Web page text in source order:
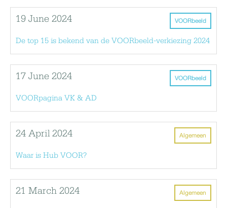
VOORbeeld
19 June 2024
De top 15 is bekend van de VOORbeeld-verkiezing 2024
VOORbeeld
17 June 2024
VOORpagina VK & AD
Algemeen
24 April 2024
Waar is Hub VOOR?
Algemeen
21 March 2024